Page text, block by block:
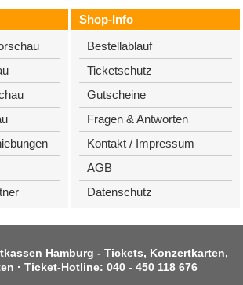
Shop-Info
Bestellablauf
Ticketschutz
Gutscheine
Fragen & Antworten
Kontakt / Impressum
AGB
Datenschutz
Hamburg - Tickets, Konzertkarten,
· Ticket-Hotline: 040 - 450 118 676